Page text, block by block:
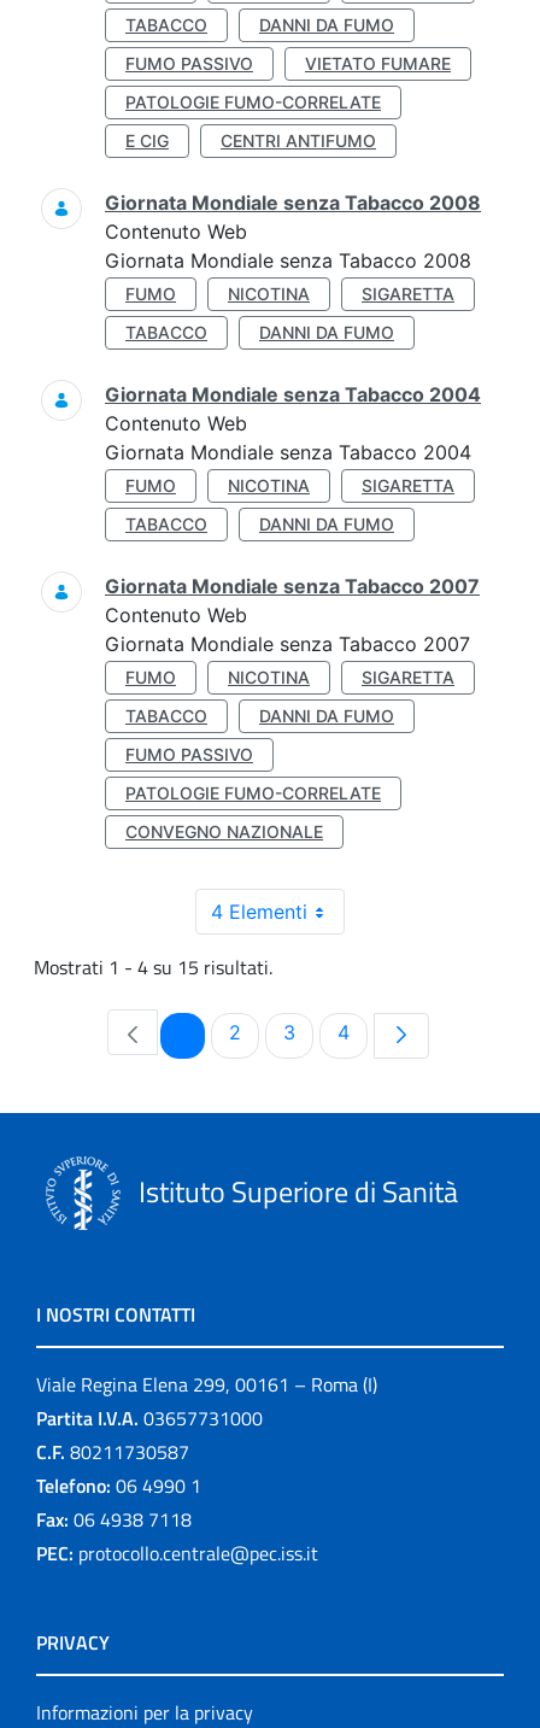
TABACCO
DANNI DA FUMO
FUMO PASSIVO
VIETATO FUMARE
PATOLOGIE FUMO-CORRELATE
E CIG
CENTRI ANTIFUMO
Giornata Mondiale senza Tabacco 2008
Contenuto Web
Giornata Mondiale senza Tabacco 2008
FUMO NICOTINA
SIGARETTA
TABACCO
DANNI DA FUMO
Giornata Mondiale senza Tabacco 2004
Contenuto Web
Giornata Mondiale senza Tabacco 2004
FUMO NICOTINA
SIGARETTA
TABACCO
DANNI DA FUMO
Giornata Mondiale senza Tabacco 2007
Contenuto Web
Giornata Mondiale senza Tabacco 2007
FUMO NICOTINA
SIGARETTA
TABACCO
DANNI DA FUMO
FUMO PASSIVO
PATOLOGIE FUMO-CORRELATE
CONVEGNO NAZIONALE
4 Elementi
Mostrati 1 - 4 su 15 risultati.
PaginaPagina
2 Pagina
3 Pagina
4
Istituto Superiore di Sanità
I NOSTRI CONTATTI
Viale Regina Elena 299, 00161 – Roma (I)
Partita I.V.A. 03657731000
C.F. 80211730587
Telefono: 06 4990 1
Fax: 06 4938 7118
PEC: protocollo.centrale@pec.iss.it
PRIVACY
Informazioni per la privacy